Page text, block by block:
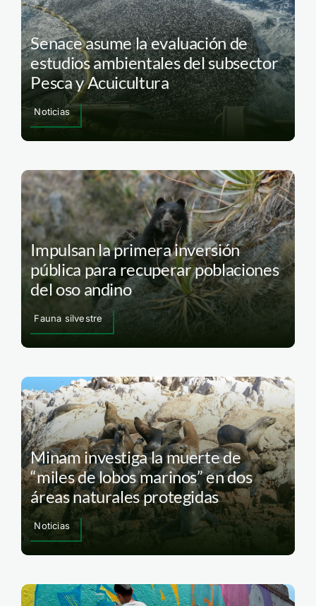
Senace asume la evaluación de
estudios ambientales del subsector
Pesca y Acuicultura
Noticias
Impulsan la primera inversión
pública para recuperar poblaciones
del oso andino
Fauna silvestre
Minam investiga la muerte de
“miles de lobos marinos” en dos
áreas naturales protegidas
Noticias